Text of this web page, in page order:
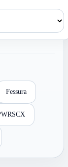
Fessura